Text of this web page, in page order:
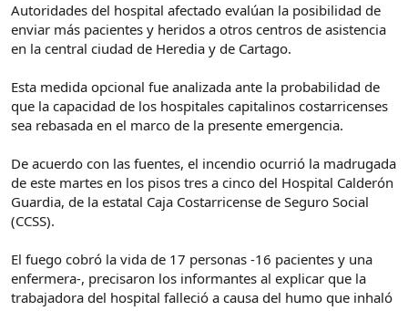
Autoridades del hospital afectado evalúan la posibilidad de
enviar más pacientes y heridos a otros centros de asistencia
en la central ciudad de Heredia y de Cartago.
Esta medida opcional fue analizada ante la probabilidad de
que la capacidad de los hospitales capitalinos costarricenses
sea rebasada en el marco de la presente emergencia.
De acuerdo con las fuentes, el incendio ocurrió la madrugada
de este martes en los pisos tres a cinco del Hospital Calderón
Guardia, de la estatal Caja Costarricense de Seguro Social
(CCSS).
El fuego cobró la vida de 17 personas -16 pacientes y una
enfermera-, precisaron los informantes al explicar que la
trabajadora del hospital falleció a causa del humo que inhaló